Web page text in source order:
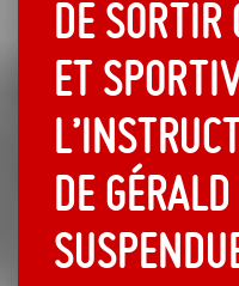
de
et
de